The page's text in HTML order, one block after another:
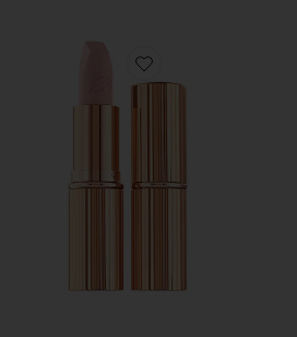
Favorite HOT LIPS 립스틱